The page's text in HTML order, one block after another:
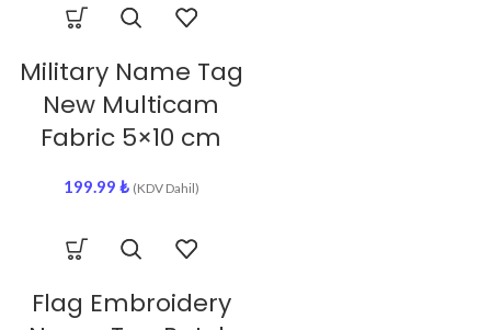
Military Name Tag
New Multicam
Fabric 5×10 cm
199.99 ₺ (KDV Dahil)
Flag Embroidery